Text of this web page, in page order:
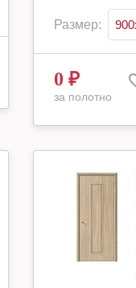
Размер:
0 ₽
за полотно